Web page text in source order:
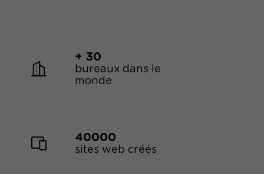
+ 30
bureaux dans le
monde
40000
sites web créés